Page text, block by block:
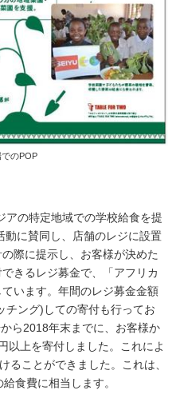
のPOP
の特定地域での学校給食を提
動に賛同し、店舗のレジに設置
際に提示し、お客様が決めた
きるレジ募金で、「アフリカ
います。年間のレジ募金金額
チング)しての寄付も行ってお
ら2018年末までに、お客様か
以上を寄付しました。これによ
ることができました。これは、
食費に相当します。